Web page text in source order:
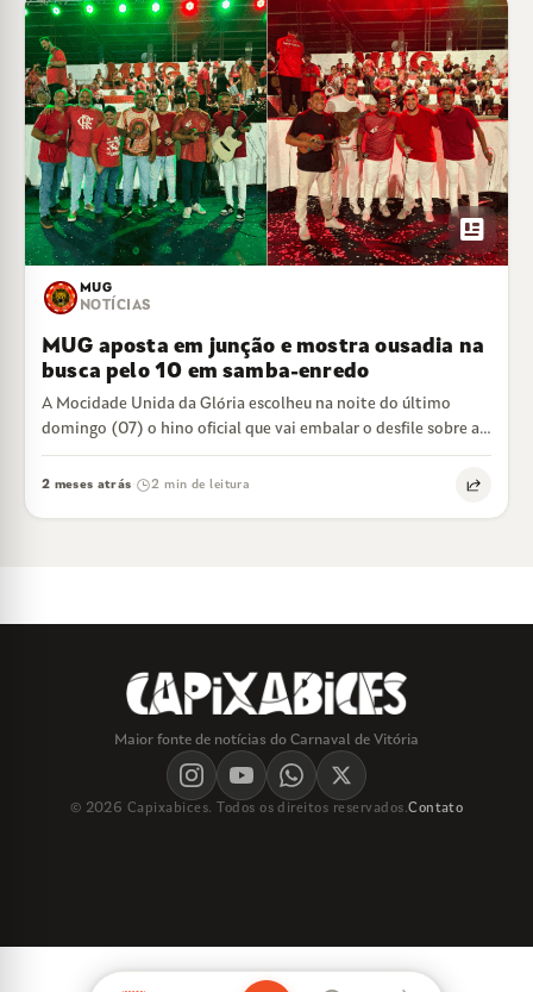
newsmode
MUG
NOTÍCIAS
MUG aposta em junção e mostra ousadia na
busca pelo 10 em samba-enredo
A Mocidade Unida da Glória escolheu na noite do último
domingo (07) o hino oficial que vai embalar o desfile sobre a…
2 meses atrás 2 min de leitura
Maior fonte de notícias do Carnaval de Vitória
© 2026 Capixabices. Todos os direitos reservados.Contato